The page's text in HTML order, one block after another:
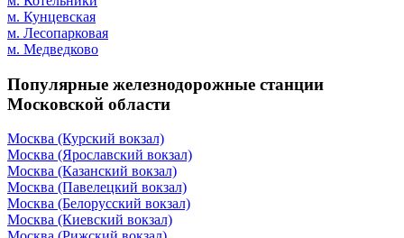
м. Кунцевская
м. Лесопарковая
м. Медведково
Популярные железнодорожные станции
Московской области
Москва (Курский вокзал)
Москва (Ярославский вокзал)
Москва (Казанский вокзал)
Москва (Павелецкий вокзал)
Москва (Белорусский вокзал)
Москва (Киевский вокзал)